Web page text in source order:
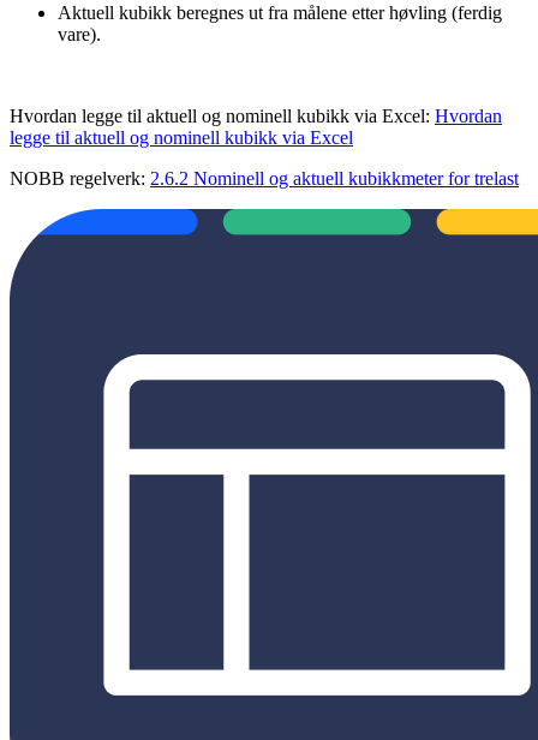
Aktuell kubikk beregnes ut fra målene etter høvling (ferdig
vare).
Hvordan legge til aktuell og nominell kubikk via Excel: Hvordan
legge til aktuell og nominell kubikk via Excel
NOBB regelverk: 2.6.2 Nominell og aktuell kubikkmeter for trelast